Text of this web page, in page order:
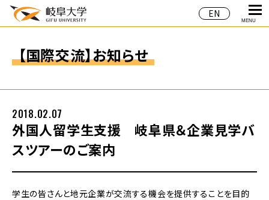
EN
MENU
【国際交流】お知らせ
外国人留学生支援 岐阜県＆企業見学バ
スツアーのご案内
2018.02.07
学生の皆さんと地元企業が交流する機会を提供することを目的